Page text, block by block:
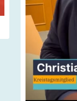
🌟 Besondere
dem
des Landes
ausgezeichnet
Gemeinschaft
🏛️ Vertretung
Unsere CDU-